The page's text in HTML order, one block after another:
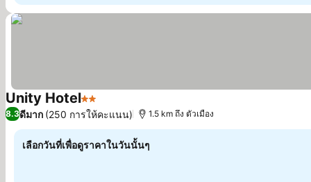
Unity Hotel2 ดาว
8.3ดีมาก (250 การให้คะแนน) 1.5 km ถึง ตัวเมือง
เลือกวันที่เพื่อดูราคาในวันนั้นๆ